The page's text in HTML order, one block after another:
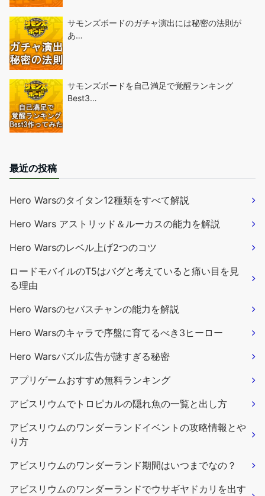
サモンズボードのガチャ演出には秘密の法則が
あ…
サモンズボードを自己満足で覚醒ランキング
Best3…
最近の投稿
Hero Warsのタイタン12種類をすべて解説
Hero Wars アストリッド＆ルーカスの能力を解説
Hero Warsのレベル上げ2つのコツ
ロードモバイルのT5はバグと考えていると痛い目を見
る理由
Hero Warsのセバスチャンの能力を解説
Hero Warsのキャラで序盤に育てるべき3ヒーロー
Hero Warsパズル広告が謎すぎる秘密
アプリゲームおすすめ無料ランキング
アビスリウムでトロピカルの隠れ魚の一覧と出し方
アビスリウムのワンダーランドイベントの攻略情報とや
り方
アビスリウムのワンダーランド期間はいつまでなの？
アビスリウムのワンダーランドでウサギヤドカリを出す